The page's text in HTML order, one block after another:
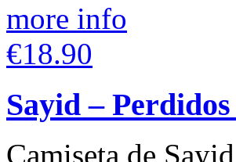
more info
€18.90
Sayid –
Camiseta de